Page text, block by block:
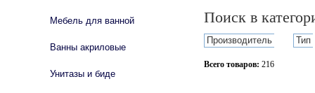
Поиск в
Производитель Тип
Всего товаров: 216
Мебель для ванной
Ванны акриловые
Унитазы и биде